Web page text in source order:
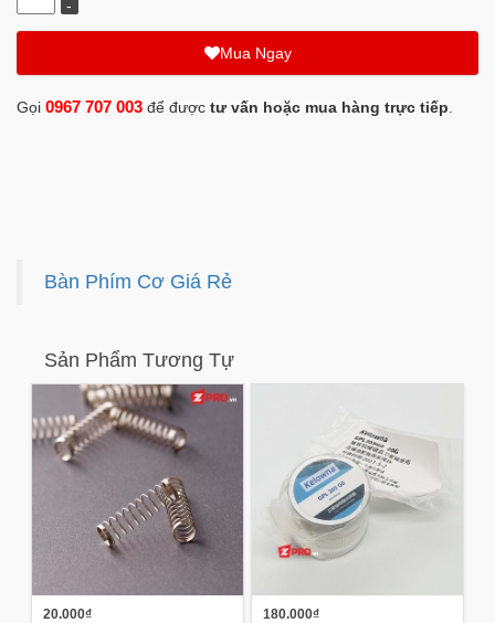
Mua Ngay
Gọi 0967 707 003 để được tư vấn hoặc mua hàng trực tiếp
Bàn Phím Cơ Giá Rẻ
Sản Phẩm Tương Tự
20.000₫ 180.000₫